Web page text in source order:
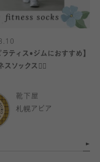
ラティス•ジムにおすすめ】
スソックス🧘‍♀️
靴下屋
札幌アピア